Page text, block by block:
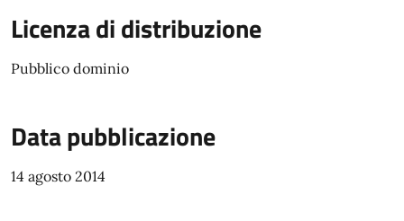
Licenza di distribuzione
Pubblico dominio
Data pubblicazione
14 agosto 2014